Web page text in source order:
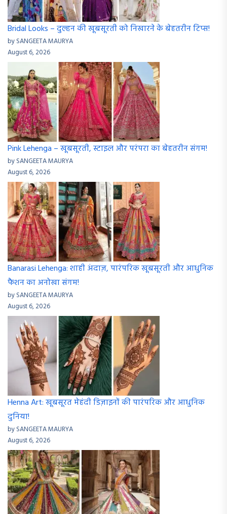
Bridal Looks – दुल्हन की खूबसूरती को निखारने के बेहतरीन टिप्स!
by SANGEETA MAURYA
August 6, 2026
Pink Lehenga – खूबसूरती, स्टाइल और परंपरा का बेहतरीन संगम!
by SANGEETA MAURYA
August 6, 2026
Banarasi Lehenga: शाही अंदाज़, पारंपरिक खूबसूरती और आधुनिक
फैशन का अनोखा संगम!
by SANGEETA MAURYA
August 6, 2026
Henna Art: खूबसूरत मेहंदी डिज़ाइनों की पारंपरिक और आधुनिक
दुनिया!
by SANGEETA MAURYA
August 6, 2026